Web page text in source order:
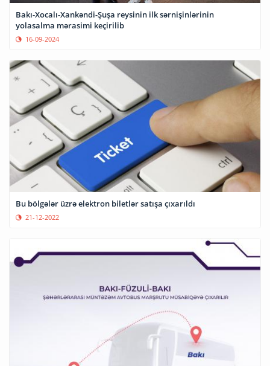
Bakı-Xocalı-Xankəndi-Şuşa reysinin ilk sərnişinlərinin
yolasalma mərasimi keçirilib
16-09-2024
Bu bölgələr üzrə elektron biletlər satışa çıxarıldı
21-12-2022